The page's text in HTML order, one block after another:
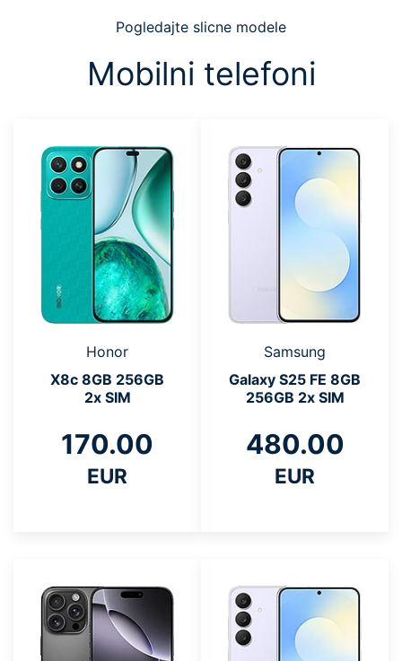
Pogledajte slicne modele
Mobilni telefoni
Honor
X8c 8GB 256GB
2x SIM
170.00
EUR
Samsung
Galaxy S25 FE 8GB
256GB 2x SIM
480.00
EUR